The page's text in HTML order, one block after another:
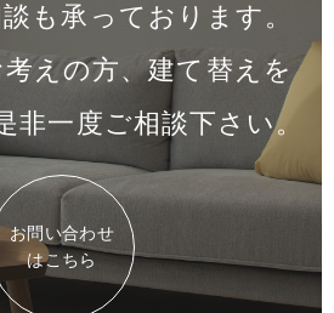
も承っております。
えの方、建て替えを
非一度ご相談下さい。
お問い合わせ
はこちら